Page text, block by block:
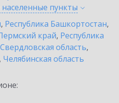
пункты
, Республика Башкортостан,
край, Республика
Свердловская область,
, Челябинская область